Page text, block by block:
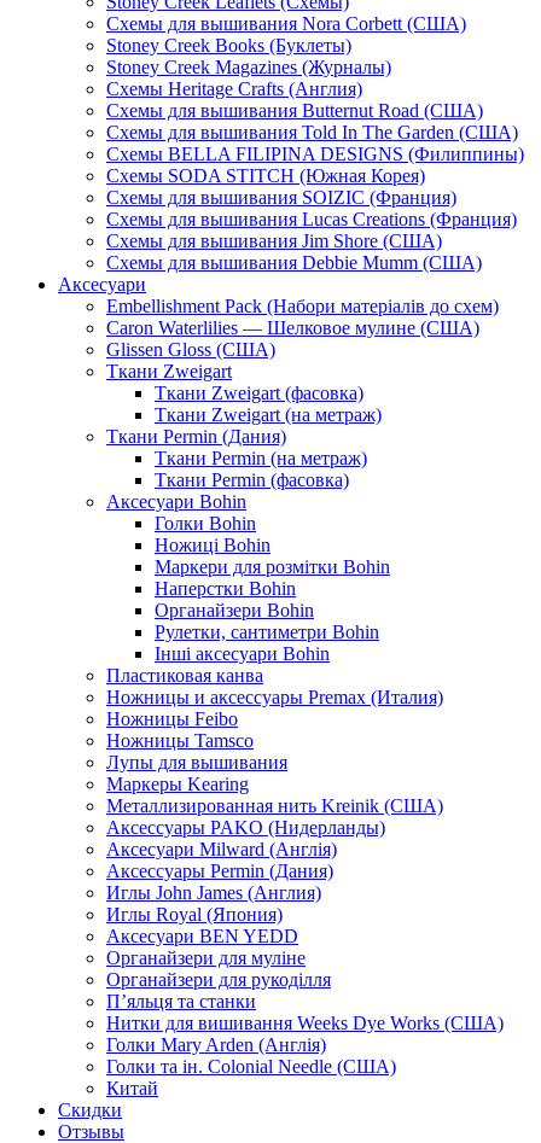
Схемы для вышивания Nora Corbett (США)
Stoney Creek Books (Буклеты)
Stoney Creek Magazines (Журналы)
Схемы Heritage Crafts (Англия)
Схемы для вышивания Butternut Road (США)
Схемы для вышивания Told In The Garden (США)
Схемы BELLA FILIPINA DESIGNS (Филиппины)
Схемы SODA STITCH (Южная Корея)
Схемы для вышивания SOIZIC (Франция)
Схемы для вышивания Lucas Creations (Франция)
Схемы для вышивания Jim Shore (США)
Схемы для вышивания Debbie Mumm (США)
Аксесуари
Embellishment Pack (Набори матеріалів до схем)
Caron Waterlilies — Шелковое мулине (США)
Glissen Gloss (США)
Ткани Zweigart
Ткани Zweigart (фасовка)
Ткани Zweigart (на метраж)
Ткани Permin (Дания)
Ткани Permin (на метраж)
Ткани Permin (фасовка)
Аксесуари Bohin
Голки Bohin
Ножиці Bohin
Маркери для розмітки Bohin
Наперстки Bohin
Органайзери Bohin
Рулетки, сантиметри Bohin
Інші аксесуари Bohin
Пластиковая канва
Ножницы и аксессуары Premax (Италия)
Ножницы Feibo
Ножницы Tamsco
Лупы для вышивания
Маркеры Kearing
Металлизированная нить Kreinik (США)
Аксессуары PAKO (Нидерланды)
Аксесуари Milward (Англія)
Аксессуары Permin (Дания)
Иглы John James (Англия)
Иглы Royal (Япония)
Аксесуари BEN YEDD
Органайзери для муліне
Органайзери для рукоділля
П’яльця та станки
Нитки для вишивання Weeks Dye Works (США)
Голки Mary Arden (Англія)
Голки та ін. Colonial Needle (США)
Китай
Скидки
Отзывы